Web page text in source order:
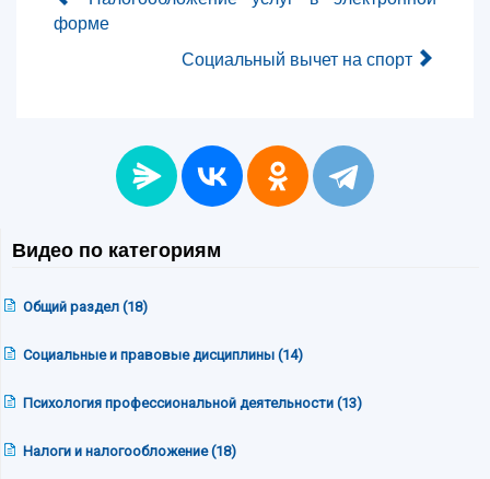
форме
Социальный вычет на спорт
Видео по категориям
Общий раздел (18)
Социальные и правовые дисциплины (14)
Психология профессиональной деятельности (13)
Налоги и налогообложение (18)